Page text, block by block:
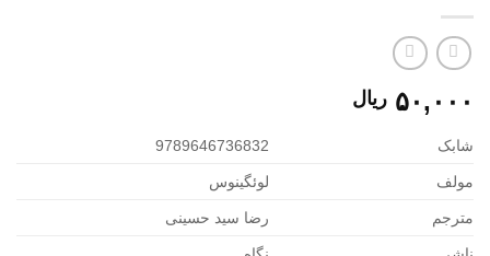
۵۰,۰۰۰ ریال
شابک 9789646736832
مولف لوئگینوس
مترجم رضا سید حسینی